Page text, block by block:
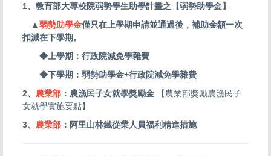
1、教育部大專校院弱勢學生助學計畫之 【弱勢助學金】
▲弱勢助學金僅只在上學期申請並通過後，補助金額一次
扣減在下學期。
◆上學期：行政院減免學雜費
◆下學期：弱勢助學金+行政院減免學雜費
2、 農業部 ：農漁民子女就學獎勵金
【農業部獎勵農漁民子
女就學實施要點】
3、 農業部 ：阿里山林鐵從業人員福利精進措施